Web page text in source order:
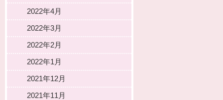
2022年4月
2022年3月
2022年2月
2022年1月
2021年12月
2021年11月